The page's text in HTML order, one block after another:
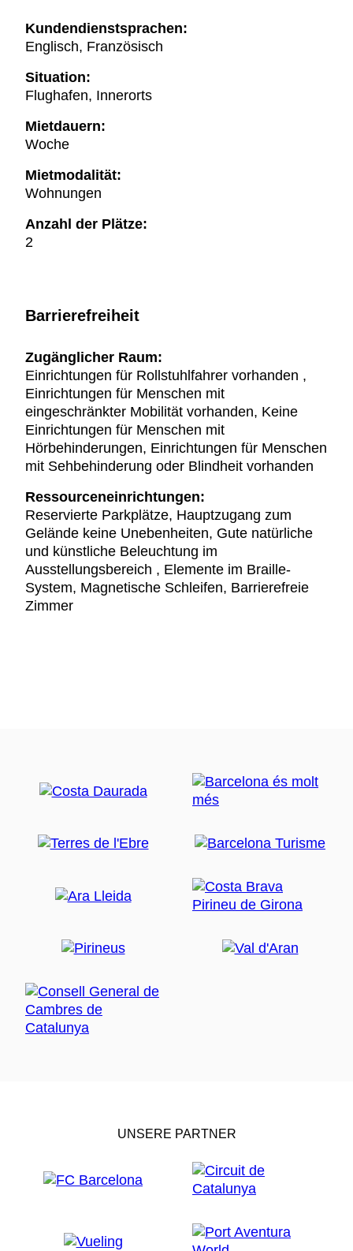
Kundendienstsprachen:
Englisch, Französisch
Situation:
Flughafen, Innerorts
Mietdauern:
Woche
Mietmodalität:
Wohnungen
Anzahl der Plätze:
2
Barrierefreiheit
Zugänglicher Raum:
Einrichtungen für Rollstuhlfahrer vorhanden ,
Einrichtungen für Menschen mit
eingeschränkter Mobilität vorhanden, Keine
Einrichtungen für Menschen mit
Hörbehinderungen, Einrichtungen für Menschen
mit Sehbehinderung oder Blindheit vorhanden
Ressourceneinrichtungen:
Reservierte Parkplätze, Hauptzugang zum
Gelände keine Unebenheiten, Gute natürliche
und künstliche Beleuchtung im
Ausstellungsbereich , Elemente im Braille-
System, Magnetische Schleifen, Barrierefreie
Zimmer
UNSERE PARTNER